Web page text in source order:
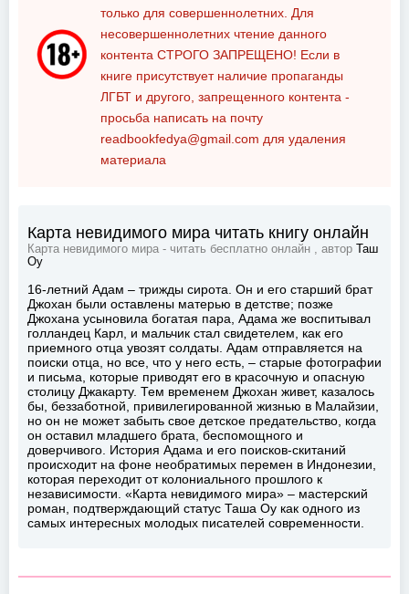
только для совершеннолетних. Для
несовершеннолетних чтение данного
контента СТРОГО ЗАПРЕЩЕНО! Если в
книге присутствует наличие пропаганды
ЛГБТ и другого, запрещенного контента -
просьба написать на почту
readbookfedya@gmail.com для удаления
материала
Карта невидимого мира читать книгу онлайн
Карта невидимого мира - читать бесплатно онлайн , автор Таш
Оу
16-летний Адам – трижды сирота. Он и его старший брат
Джохан были оставлены матерью в детстве; позже
Джохана усыновила богатая пара, Адама же воспитывал
голландец Карл, и мальчик стал свидетелем, как его
приемного отца увозят солдаты. Адам отправляется на
поиски отца, но все, что у него есть, – старые фотографии
и письма, которые приводят его в красочную и опасную
столицу Джакарту. Тем временем Джохан живет, казалось
бы, беззаботной, привилегированной жизнью в Малайзии,
но он не может забыть свое детское предательство, когда
он оставил младшего брата, беспомощного и
доверчивого. История Адама и его поисков-скитаний
происходит на фоне необратимых перемен в Индонезии,
которая переходит от колониального прошлого к
независимости. «Карта невидимого мира» – мастерский
роман, подтверждающий статус Таша Оу как одного из
самых интересных молодых писателей современности.